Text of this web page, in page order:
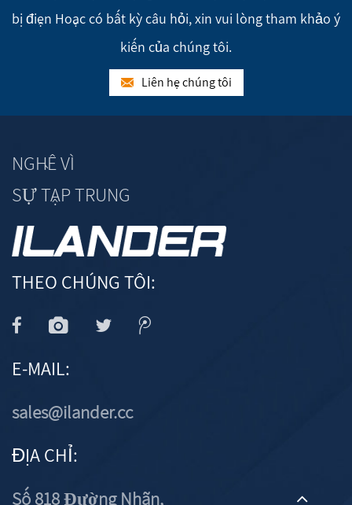
bị điện Hoặc có bất kỳ câu hỏi, xin vui lòng tham khảo ý
kiến của chúng tôi.
Liên hệ chúng tôi
NGHỀ VÌ
SỰ TẬP TRUNG
THEO CHÚNG TÔI:
E-MAIL:
sales@ilander.cc
ĐỊA CHỈ:
Số 818 Đường Nhãn,